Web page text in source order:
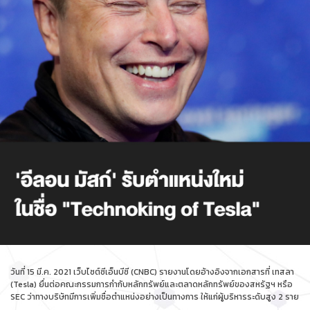
วันที่ 15 มี.ค. 2021 เว็บไซต์ซีเอ็นบีซี (CNBC) รายงานโดยอ้างอิงจากเอกสารที่ เทสลา
(Tesla) ยื่นต่อคณะกรรมการกำกับหลักทรัพย์และตลาดหลักทรัพย์ของสหรัฐฯ หรือ
SEC ว่าทางบริษัทมีการเพิ่มชื่อตำแหน่งอย่างเป็นทางการ ให้แก่ผู้บริหารระดับสูง 2 ราย